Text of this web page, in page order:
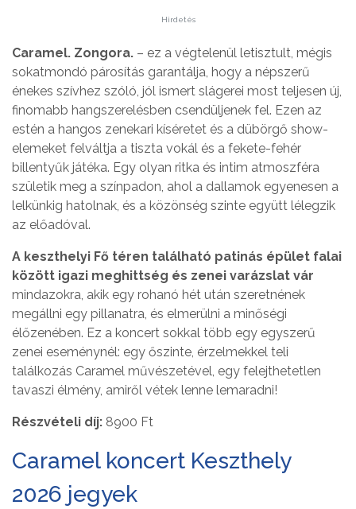
Hirdetés
Caramel. Zongora. – ez a végtelenül letisztult, mégis
sokatmondó párosítás garantálja, hogy a népszerű
énekes szívhez szóló, jól ismert slágerei most teljesen új,
finomabb hangszerelésben csendüljenek fel. Ezen az
estén a hangos zenekari kíséretet és a dübörgő show-
elemeket felváltja a tiszta vokál és a fekete-fehér
billentyűk játéka. Egy olyan ritka és intim atmoszféra
születik meg a színpadon, ahol a dallamok egyenesen a
lelkünkig hatolnak, és a közönség szinte együtt lélegzik
az előadóval.
A keszthelyi Fő téren található patinás épület falai
között igazi meghittség és zenei varázslat vár
mindazokra, akik egy rohanó hét után szeretnének
megállni egy pillanatra, és elmerülni a minőségi
élőzenében. Ez a koncert sokkal több egy egyszerű
zenei eseménynél: egy őszinte, érzelmekkel teli
találkozás Caramel művészetével, egy felejthetetlen
tavaszi élmény, amiről vétek lenne lemaradni!
Részvételi díj: 8900 Ft
Caramel koncert Keszthely
2026 jegyek